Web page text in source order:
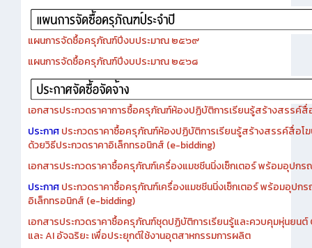
แผนการจัดซื้อครุภัณฑ์ปีงบประมาณ ๒๕๖๙
แผนการจัดซื้อครุภัณฑ์ปีงบประมาณ ๒๕๖๘
เอกสารประกวดราคาการซื้อครุภัณฑ์ห้องปฏิบัติการเรียนรู้สร้างสรรค์
ประกาศประกวดราคาซื้อครุภัณฑ์ห้องปฏิบัติการเรียนรู้สร้างสรรค์สื่อโ
ด้วยวิธีประกวดราคาอิเล็กทรอนิกส์ (e-bidding)
เอกสารประกวดราคาซื้อครุภัณฑ์เครื่องแมชชีนนิ่งเซ็กเตอร์ พร้อมอุปก
ประกาศประกวดราคาซื้อครุภัณฑ์เครื่องแมชชีนนิ่งเซ็กเตอร์ พร้อมอุปก
อิเล็กทรอนิกส์ (e-bidding)
เอกสารประกวดราคาซื้อครุภัณฑ์ชุดปฏิบัติการเรียนรู้และควบคุมหุ่นยน
และ AI อัจฉริยะ เพื่อประยุกต์ใช้งานอุตสาหกรรมการผลิต